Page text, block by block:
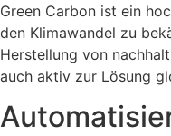
Green Carbon ist ein
den Klimawandel zu
Herstellung von
auch aktiv zur Lösung